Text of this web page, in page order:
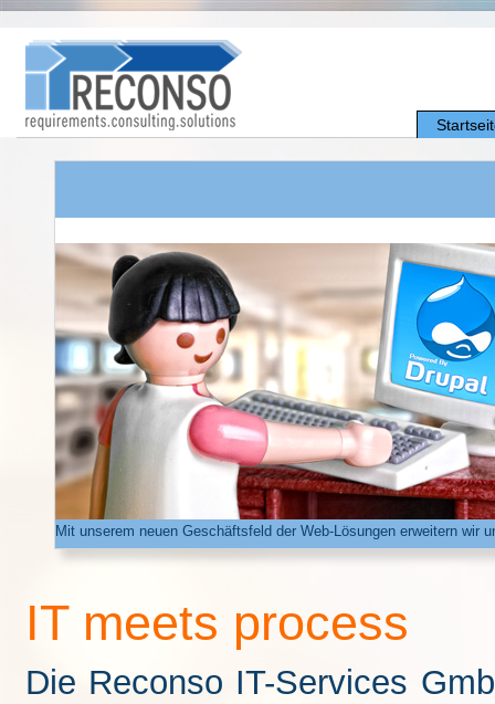
Mit unserem neuen Geschäftsfeld der Web-Lösungen erweitern wir
IT meets process
Die Reconso IT-Services